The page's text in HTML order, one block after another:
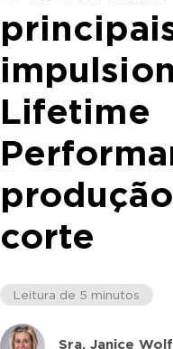
Lifetime
corte
Leitura de 5 minutos
Sra. Janice